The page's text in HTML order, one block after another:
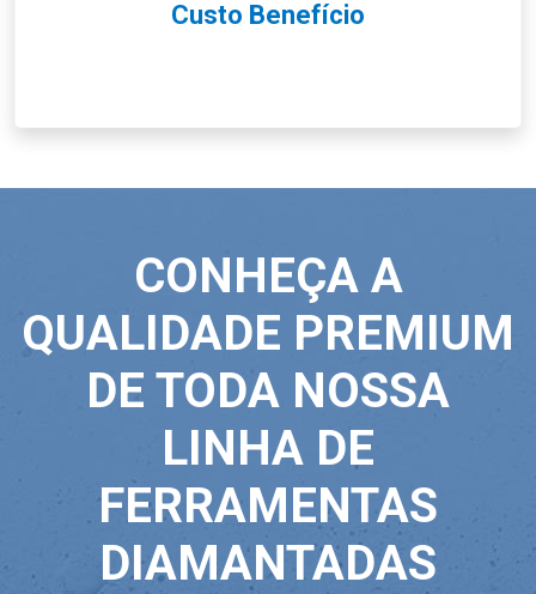
Custo Benefício
CONHEÇA A
QUALIDADE PREMIUM
DE TODA NOSSA
LINHA DE
FERRAMENTAS
DIAMANTADAS